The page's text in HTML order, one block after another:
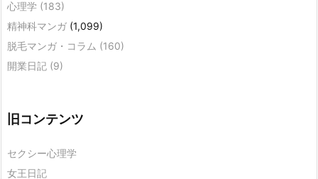
心理学 (183)
精神科マンガ (1,099)
脱毛マンガ・コラム (160)
開業日記 (9)
旧コンテンツ
セクシー心理学
女王日記